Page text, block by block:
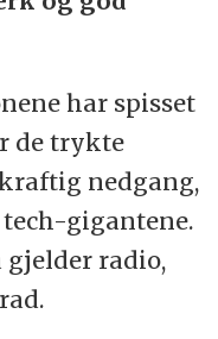
har spisset
de trykte
nedgang,
gigantene.
gjelder radio,